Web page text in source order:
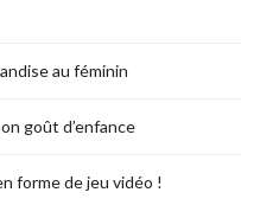
au féminin
goût d’enfance
forme de jeu vidéo !